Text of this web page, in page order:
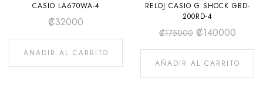
CASIO LA670WA-4
₡32000
AÑADIR AL CARRITO
RELOJ CASIO G SHOCK GBD-
200RD-4
₡175000 ₡140000
AÑADIR AL CARRITO